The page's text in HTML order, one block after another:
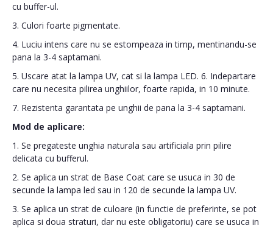
cu buffer-ul.
3. Culori foarte pigmentate.
4. Luciu intens care nu se estompeaza in timp, mentinandu-se
pana la 3-4 saptamani.
5. Uscare atat la lampa UV, cat si la lampa LED. 6. Indepartare
care nu necesita pilirea unghiilor, foarte rapida, in 10 minute.
7. Rezistenta garantata pe unghii de pana la 3-4 saptamani.
Mod de aplicare:
1. Se pregateste unghia naturala sau artificiala prin pilire
delicata cu bufferul.
2. Se aplica un strat de Base Coat care se usuca in 30 de
secunde la lampa led sau in 120 de secunde la lampa UV.
3. Se aplica un strat de culoare (in functie de preferinte, se pot
aplica si doua straturi, dar nu este obligatoriu) care se usuca in